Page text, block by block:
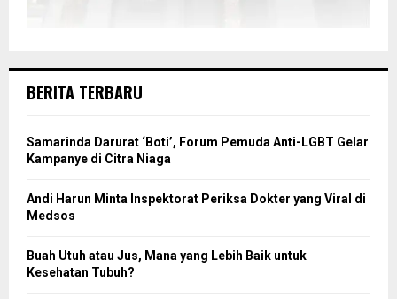
BERITA TERBARU
Samarinda Darurat ‘Boti’, Forum Pemuda Anti-LGBT Gelar
Kampanye di Citra Niaga
Andi Harun Minta Inspektorat Periksa Dokter yang Viral di
Medsos
Buah Utuh atau Jus, Mana yang Lebih Baik untuk
Kesehatan Tubuh?